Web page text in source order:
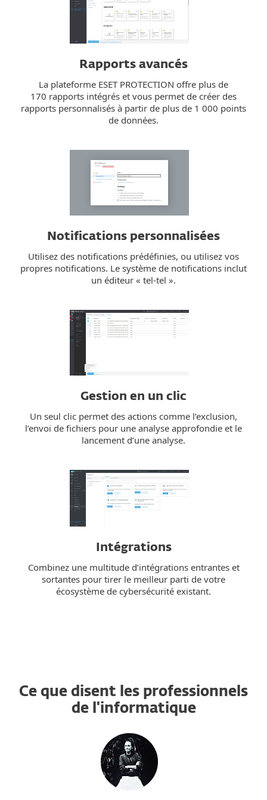
Rapports avancés
La plateforme ESET PROTECTION offre plus de
170 rapports intégrés et vous permet de créer des
rapports personnalisés à partir de plus de 1 000 points
de données.
Notifications personnalisées
Utilisez des notifications prédéfinies, ou utilisez vos
propres notifications. Le système de notifications inclut
un éditeur « tel-tel ».
Gestion en un clic
Un seul clic permet des actions comme l’exclusion,
l’envoi de fichiers pour une analyse approfondie et le
lancement d’une analyse.
Intégrations
Combinez une multitude d’intégrations entrantes et
sortantes pour tirer le meilleur parti de votre
écosystème de cybersécurité existant.
Ce que disent les professionnels
de l'informatique